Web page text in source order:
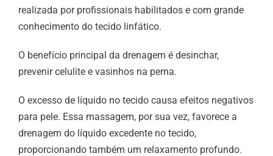
realizada por profissionais habilitados e com grande
conhecimento do tecido linfático.
O benefício principal da drenagem é desinchar,
prevenir celulite e vasinhos na perna.
O excesso de líquido no tecido causa efeitos negativos
para pele. Essa massagem, por sua vez, favorece a
drenagem do líquido excedente no tecido,
proporcionando também um relaxamento profundo.